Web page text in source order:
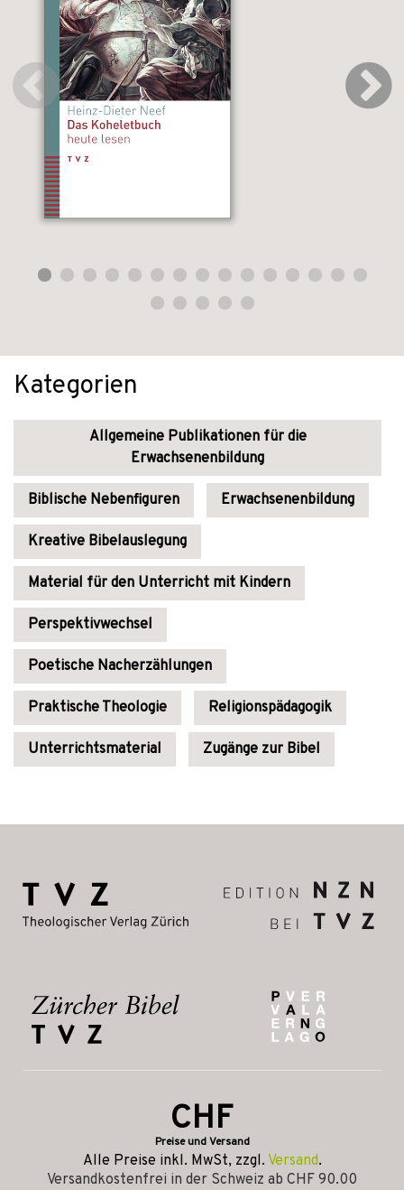
Kategorien
Allgemeine Publikationen für die
Erwachsenenbildung
Biblische Nebenfiguren Erwachsenenbildung
Kreative Bibelauslegung
Material für den Unterricht mit Kindern
Perspektivwechsel
Poetische Nacherzählungen
Praktische Theologie Religionspädagogik
Unterrichtsmaterial Zugänge zur Bibel
CHF
Preise und Versand
Alle Preise inkl. MwSt, zzgl. Versand.
Versandkostenfrei in der Schweiz ab CHF 90.00